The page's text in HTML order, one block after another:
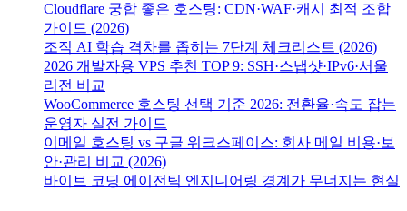
Cloudflare 궁합 좋은 호스팅: CDN·WAF·캐시 최적 조합
가이드 (2026)
조직 AI 학습 격차를 좁히는 7단계 체크리스트 (2026)
2026 개발자용 VPS 추천 TOP 9: SSH·스냅샷·IPv6·서울
리전 비교
WooCommerce 호스팅 선택 기준 2026: 전환율·속도 잡는
운영자 실전 가이드
이메일 호스팅 vs 구글 워크스페이스: 회사 메일 비용·보
안·관리 비교 (2026)
바이브 코딩 에이전틱 엔지니어링 경계가 무너지는 현실